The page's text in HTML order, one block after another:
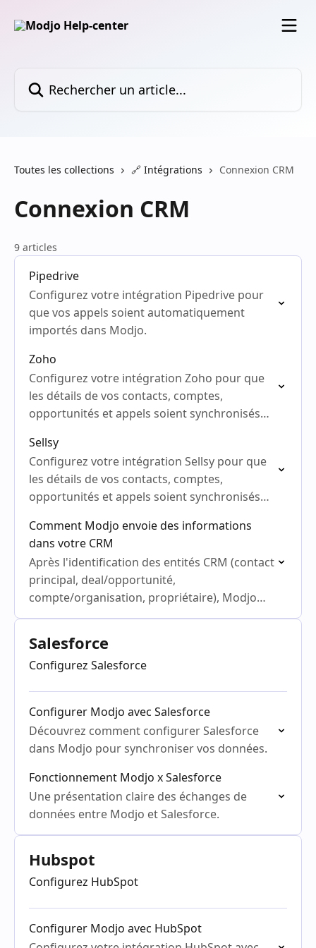
Toutes les collections 🔗 Intégrations Connexion CRM
Connexion CRM
9 articles
Pipedrive
Configurez votre intégration Pipedrive pour
que vos appels soient automatiquement
importés dans Modjo.
Zoho
Configurez votre intégration Zoho pour que
les détails de vos contacts, comptes,
opportunités et appels soient synchronisés
Sellsy
Configurez votre intégration Sellsy pour que
les détails de vos contacts, comptes,
opportunités et appels soient synchronisés
Comment Modjo envoie des informations
dans votre CRM
Après l'identification des entités CRM (contact
principal, deal/opportunité,
compte/organisation, propriétaire), Modjo
synchronise automatiquement l'appel vers
Salesforce
Configurez Salesforce
Configurer Modjo avec Salesforce
Découvrez comment configurer Salesforce
dans Modjo pour synchroniser vos données.
Fonctionnement Modjo x Salesforce
Une présentation claire des échanges de
données entre Modjo et Salesforce.
Hubspot
Configurez HubSpot
Configurer Modjo avec HubSpot